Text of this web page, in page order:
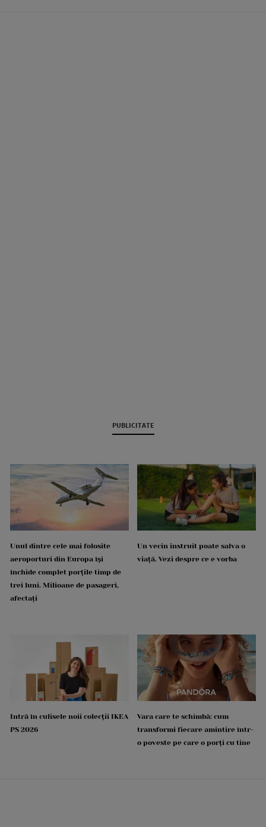
PUBLICITATE
Unul dintre cele mai folosite
aeroporturi din Europa își
închide complet porțile timp de
trei luni. Milioane de pasageri,
afectați
Un vecin instruit poate salva o
viață. Vezi despre ce e vorba
Intră în culisele noii colecții IKEA
PS 2026
Vara care te schimbă: cum
transformi fiecare amintire într-
o poveste pe care o porți cu tine